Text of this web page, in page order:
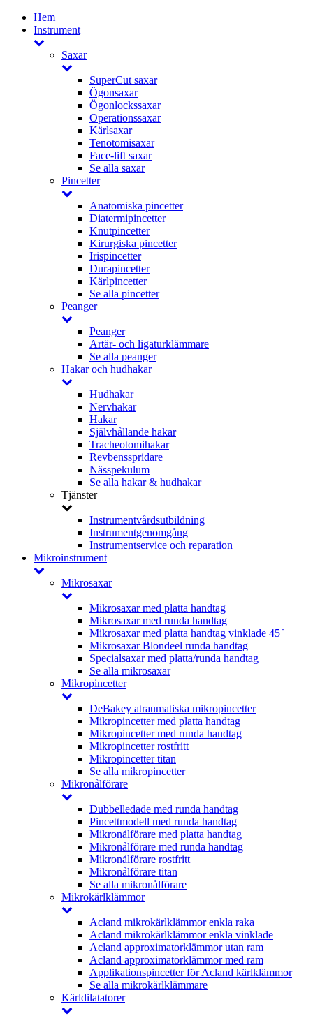
Hem
Instrument
Saxar
SuperCut saxar
Ögonsaxar
Ögonlockssaxar
Operationssaxar
Kärlsaxar
Tenotomisaxar
Face-lift saxar
Se alla saxar
Pincetter
Anatomiska pincetter
Diatermipincetter
Knutpincetter
Kirurgiska pincetter
Irispincetter
Durapincetter
Kärlpincetter
Se alla pincetter
Peanger
Peanger
Artär- och ligaturklämmare
Se alla peanger
Hakar och hudhakar
Hudhakar
Nervhakar
Hakar
Självhållande hakar
Tracheotomihakar
Revbensspridare
Nässpekulum
Se alla hakar & hudhakar
Tjänster
Instrumentvårdsutbildning
Instrumentgenomgång
Instrumentservice och reparation
Mikroinstrument
Mikrosaxar
Mikrosaxar med platta handtag
Mikrosaxar med runda handtag
Mikrosaxar med platta handtag vinklade 45 ̊
Mikrosaxar Blondeel runda handtag
Specialsaxar med platta/runda handtag
Se alla mikrosaxar
Mikropincetter
DeBakey atraumatiska mikropincetter
Mikropincetter med platta handtag
Mikropincetter med runda handtag
Mikropincetter rostfritt
Mikropincetter titan
Se alla mikropincetter
Mikronålförare
Dubbelledade med runda handtag
Pincettmodell med runda handtag
Mikronålförare med platta handtag
Mikronålförare med runda handtag
Mikronålförare rostfritt
Mikronålförare titan
Se alla mikronålförare
Mikrokärlklämmor
Acland mikrokärlklämmor enkla raka
Acland mikrokärlklämmor enkla vinklade
Acland approximatorklämmor utan ram
Acland approximatorklämmor med ram
Applikationspincetter för Acland kärlklämmor
Se alla mikrokärlklämmare
Kärldilatatorer